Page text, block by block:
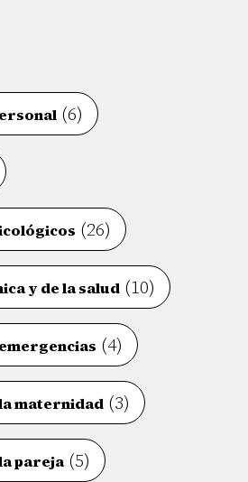
(6)
(26)
y de la salud (10)
(4)
maternidad (3)
pareja(5)